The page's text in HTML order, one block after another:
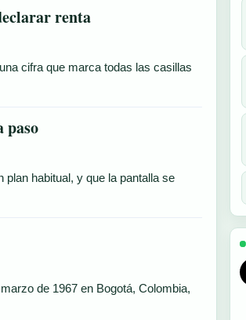
renta
cifra que marca todas las casillas
paso
habitual, y que la pantalla se
de 1967 en Bogotá, Colombia,